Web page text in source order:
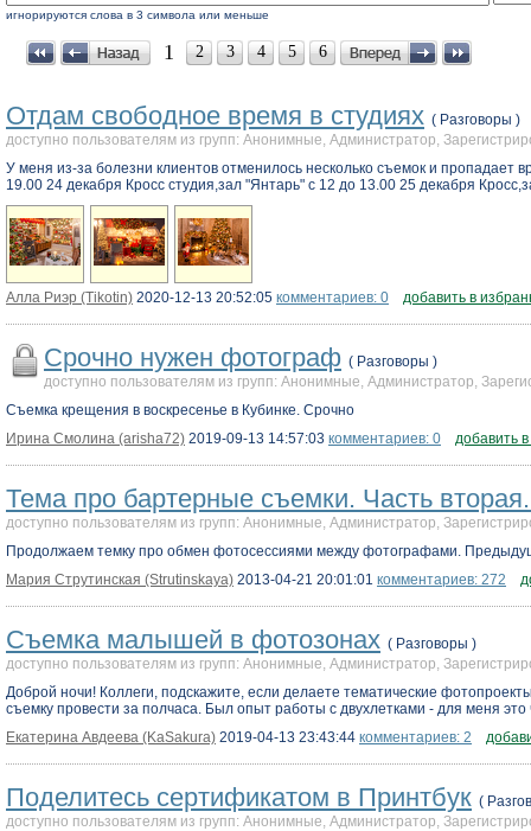
игнорируются слова в 3 символа или меньше
1 2 3 4 5 6
Отдам свободное время в студиях ( Разговоры )
доступно пользователям из групп: Анонимные, Администратор,
У меня из-за болезни клиентов отменилось несколько съемок и пропадает
19.00 24 декабря Кросс студия,зал "Янтарь" с 12 до 13.00 25 декабря
Алла Риэр (Tikotin) 2020-12-13 20:52:05 комментариев: 0 добавить в
Срочно нужен фотограф ( Разговоры )
доступно пользователям из групп: Анонимные, Администратор,
Съемка крещения в воскресенье в Кубинке. Срочно
Ирина Смолина (arisha72) 2019-09-13 14:57:03 комментариев: 0 добавить
Тема про бартерные съемки. Часть
доступно пользователям из групп: Анонимные, Администратор,
Продолжаем темку про обмен фотосессиями между фотографами.
Мария Струтинская (Strutinskaya) 2013-04-21 20:01:01 комментариев: 272
Съемка малышей в фотозонах ( Разговоры )
доступно пользователям из групп: Анонимные, Администратор,
Доброй ночи! Коллеги, подскажите, если делаете тематические
съемку провести за полчаса. Был опыт работы с двухлетками - для меня
Екатерина Авдеева (KaSakura) 2019-04-13 23:43:44 комментариев: 2
Поделитесь сертификатом в Принтбук (
доступно пользователям из групп: Анонимные, Администратор,